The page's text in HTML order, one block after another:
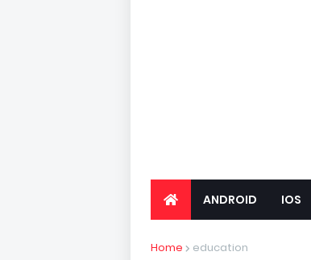
ANDROID IOS
Home education